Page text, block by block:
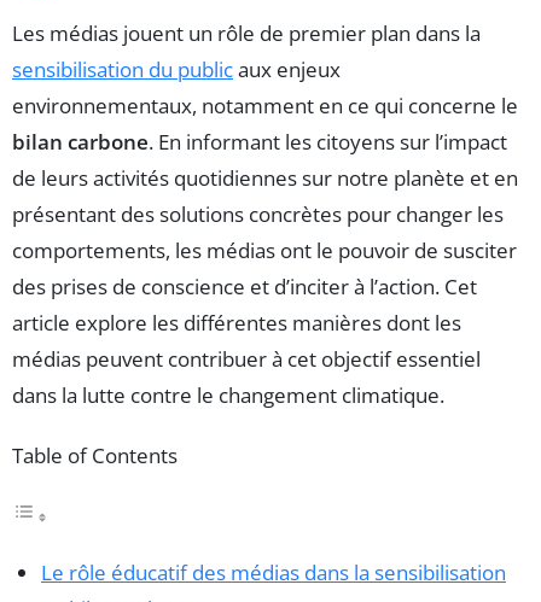
Les médias jouent un rôle de premier plan dans la
sensibilisation du publicaux enjeux
environnementaux, notamment en ce qui concerne le
bilan carbone. En informant les citoyens sur l’impact
de leurs activités quotidiennes sur notre planète et en
présentant des solutions concrètes pour changer les
comportements, les médias ont le pouvoir de susciter
des prises de conscience et d’inciter à l’action. Cet
article explore les différentes manières dont les
médias peuvent contribuer à cet objectif essentiel
dans la lutte contre le changement climatique.
Table of Contents
Le rôle éducatif des médias dans la sensibilisation